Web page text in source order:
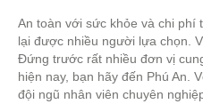
An toàn với sức khỏe và chi phí
lại được nhiều người lựa chọn.
Đứng trước rất nhiều đơn vị
hiện nay, bạn hãy đến Phú An.
đội ngũ nhân viên chuyên